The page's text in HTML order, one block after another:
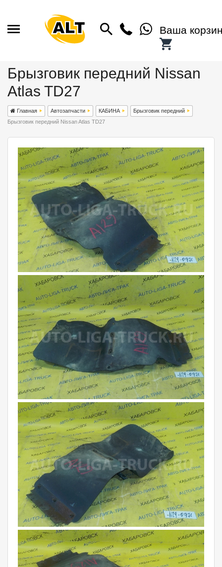
Ваша
Брызговик передний Nissan
Atlas TD27
Главная Автозапчасти КАБИНА
Брызговик передний
Брызговик передний Nissan Atlas TD27